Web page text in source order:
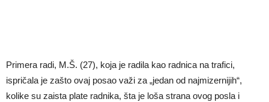
Primera radi, M.Š. (27), koja je radila kao radnica na trafici,
ispričala je zašto ovaj posao važi za „jedan od najmizernijih“,
kolike su zaista plate radnika, šta je loša strana ovog posla i